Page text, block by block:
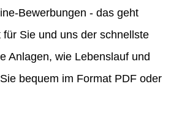
Bewerbungen - das geht
Sie und uns der schnellste
Anlagen, wie Lebenslauf und
bequem im Format PDF oder